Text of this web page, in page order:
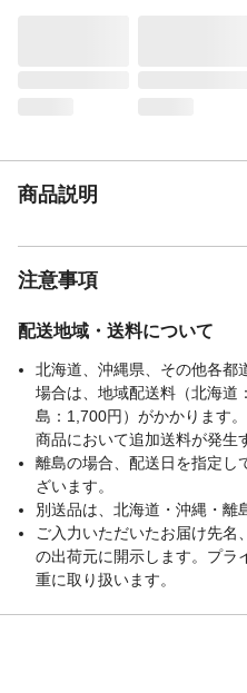
商品説明
注意事項
配送地域・送料について
北海道、沖縄県、その他各都
場合は、地域配送料（北海道
島：1,700円）がかかります
商品において追加送料が発生
離島の場合、配送日を指定し
ざいます。
別送品は、北海道・沖縄・離
ご入力いただいたお届け先名
の出荷元に開示します。プラ
重に取り扱います。